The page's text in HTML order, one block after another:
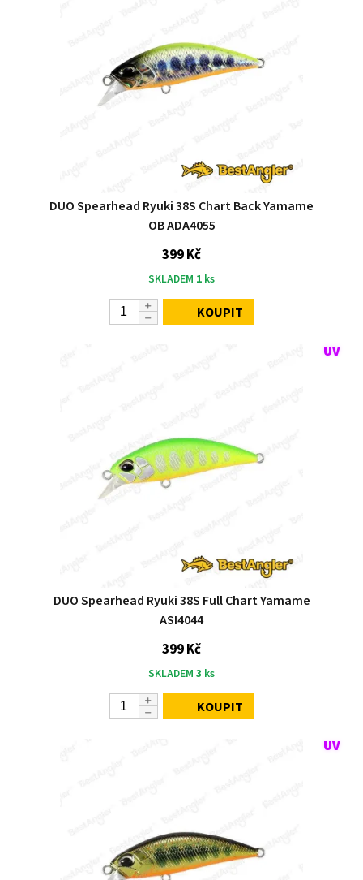
DUO Spearhead Ryuki 38S Chart Back Yamame
OB ADA4055
399 Kč
SKLADEM 1 ks
KOUPIT
DUO Spearhead Ryuki 38S Full Chart Yamame
ASI4044
399 Kč
SKLADEM 3 ks
KOUPIT